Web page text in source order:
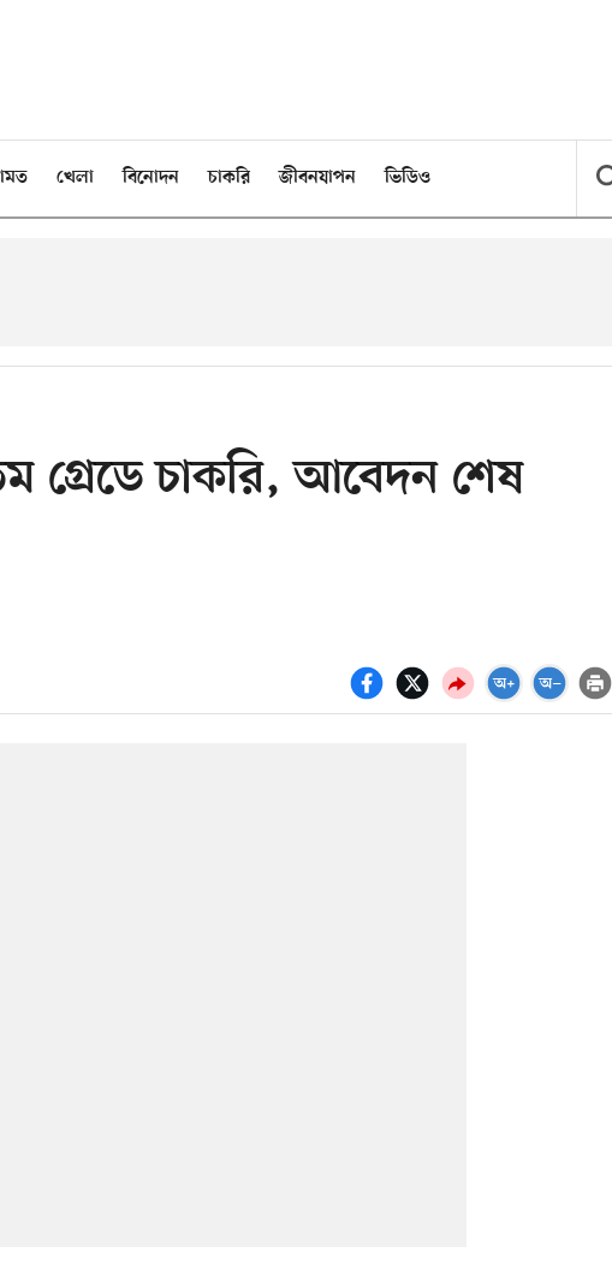
খেলা বিনোদন চাকরি জীবনযাপন ভিডিও
গ্রেডে চাকরি, আবেদন শেষ